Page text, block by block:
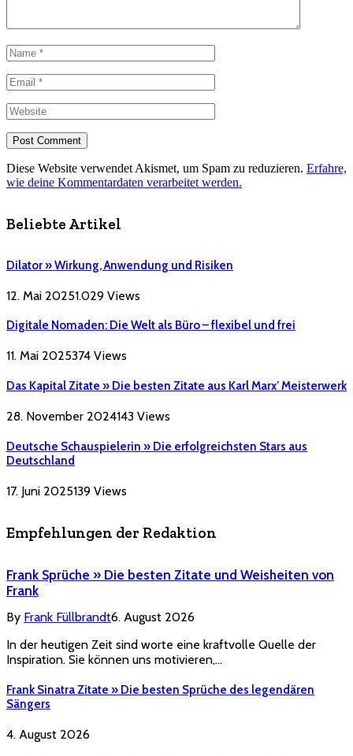
Diese Website verwendet Akismet, um Spam zu reduzieren. Erfahre,
wie deine Kommentardaten verarbeitet werden.
Beliebte Artikel
Dilator » Wirkung, Anwendung und Risiken
12. Mai 20251.029 Views
Digitale Nomaden: Die Welt als Büro – flexibel und frei
11. Mai 2025374 Views
Das Kapital Zitate » Die besten Zitate aus Karl Marx’ Meisterwerk
28. November 2024143 Views
Deutsche Schauspielerin » Die erfolgreichsten Stars aus
Deutschland
17. Juni 2025139 Views
Empfehlungen der Redaktion
Frank Sprüche » Die besten Zitate und Weisheiten von
Frank
By Frank Füllbrandt6. August 2026
In der heutigen Zeit sind worte eine kraftvolle Quelle der
Inspiration. Sie können uns motivieren,…
Frank Sinatra Zitate » Die besten Sprüche des legendären
Sängers
4. August 2026